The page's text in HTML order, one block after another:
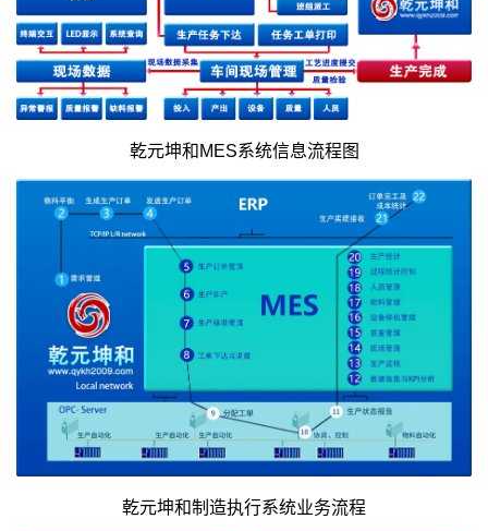
乾元坤和MES系统信息流程图
乾元坤和制造执行系统业务流程